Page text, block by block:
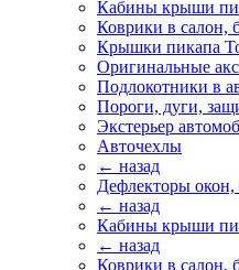
Кабины крыши
Коврики в салон,
Крышки пикапа
Оригинальные
Подлокотники в
Пороги, дуги,
Экстерьер
Авточехлы
← назад
Дефлекторы окон,
← назад
Кабины крыши
← назад
Коврики в салон,